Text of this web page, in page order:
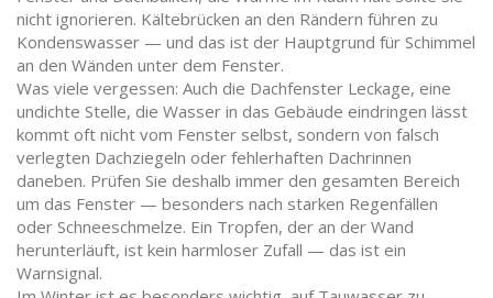
nicht ignorieren. Kältebrücken an den Rändern führen zu
Kondenswasser — und das ist der Hauptgrund für Schimmel
an den Wänden unter dem Fenster.
Was viele vergessen: Auch die Dachfenster Leckage, eine
undichte Stelle, die Wasser in das Gebäude eindringen lässt
kommt oft nicht vom Fenster selbst, sondern von falsch
verlegten Dachziegeln oder fehlerhaften Dachrinnen
daneben. Prüfen Sie deshalb immer den gesamten Bereich
um das Fenster — besonders nach starken Regenfällen
oder Schneeschmelze. Ein Tropfen, der an der Wand
herunterläuft, ist kein harmloser Zufall — das ist ein
Warnsignal.